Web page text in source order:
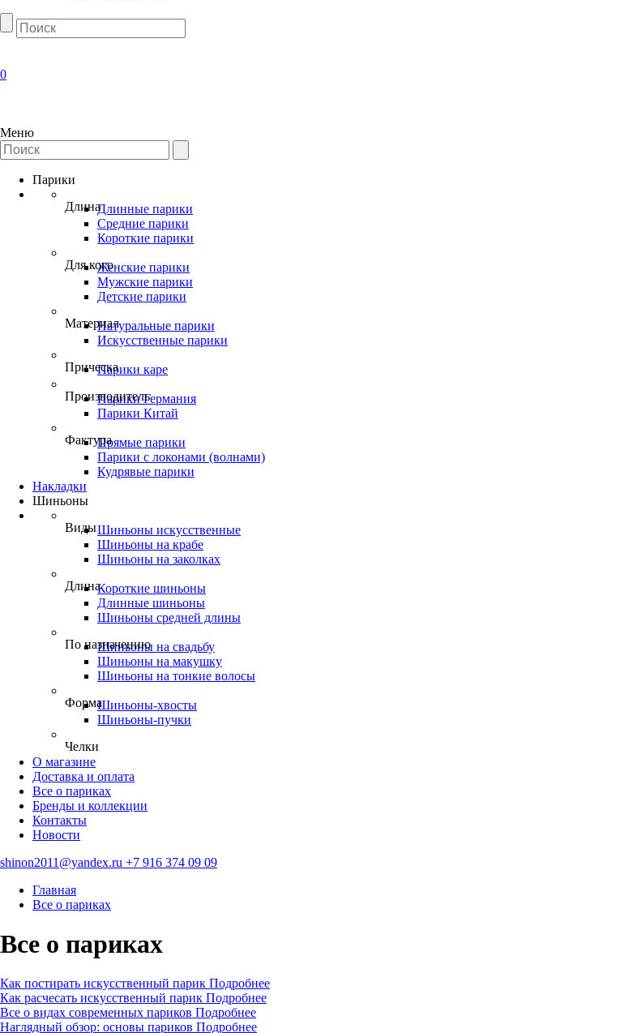
0
Меню
Парики
ДлинаДлинные парики
Средние парики
Короткие парики
Для когоЖенские парики
Мужские парики
Детские парики
МатериалНатуральные парики
Искусственные парики
ПрическаПарики каре
Производитель
Парики Германия
Парики Китай
ФактураПрямые парики
Парики с локонами (волнами)
Кудрявые парики
Накладки
Шиньоны
ВидыШиньоны искусственные
Шиньоны на крабе
Шиньоны на заколках
ДлинаКороткие шиньоны
Длинные шиньоны
Шиньоны средней длины
По назначению
Шиньоны на свадьбу
Шиньоны на макушку
Шиньоны на тонкие волосы
ФормаШиньоны-хвосты
Шиньоны-пучки
Челки
О магазине
Доставка и оплата
Все о париках
Бренды и коллекции
Контакты
Новости
shinon2011@yandex.ru +7 916 374 09 09
Главная
Все о париках
Все о париках
Как постирать искусственный парик Подробнее
Как расчесать искусственный парик Подробнее
Все о видах современных париков Подробнее
Наглядный обзор: основы париков Подробнее